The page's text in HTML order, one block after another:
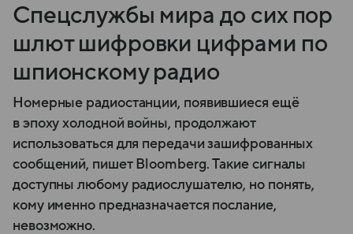
Спецслужбы мира до сих пор
шлют шифровки цифрами по
шпионскому радио
Номерные радиостанции, появившиеся ещё
в эпоху холодной войны, продолжают
использоваться для передачи зашифрованных
сообщений, пишет Bloomberg. Такие сигналы
доступны любому радиослушателю, но понять,
кому именно предназначается послание,
невозможно.